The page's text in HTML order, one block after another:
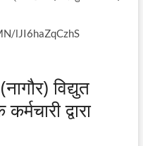
lJI6haZqCzhS
विद्युत
द्वारा